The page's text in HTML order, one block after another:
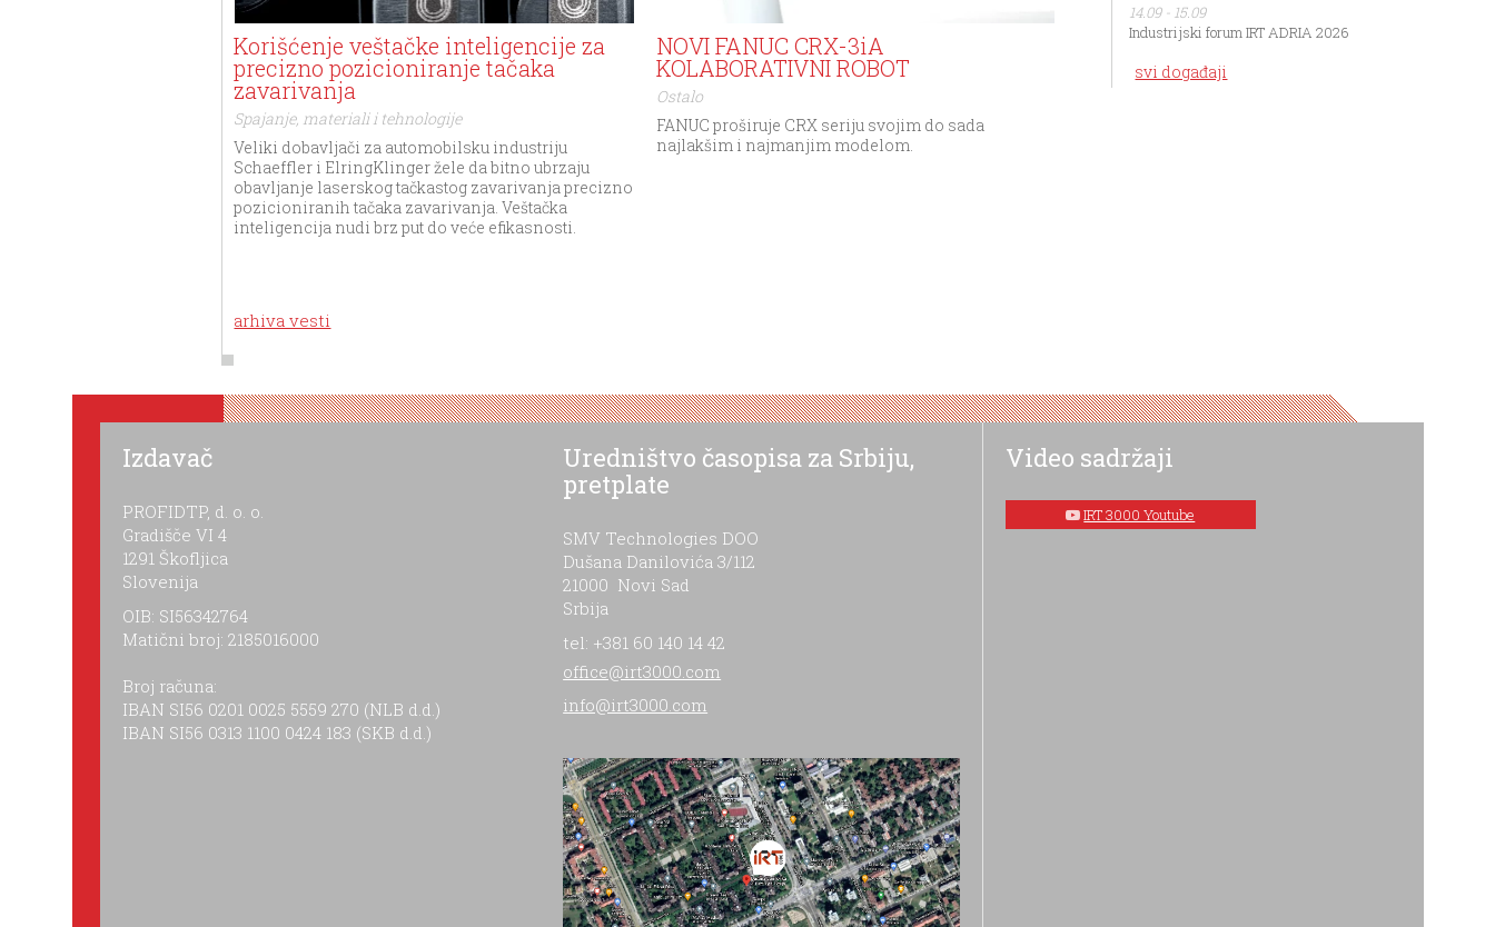
Korišćenje veštačke inteligencije za
precizno pozicioniranje tačaka
zavarivanja
Spajanje, materiali i tehnologije
Veliki dobavljači za automobilsku industriju
Schaeffler i ElringKlinger žele da bitno ubrzaju
obavljanje laserskog tačkastog zavarivanja precizno
pozicioniranih tačaka zavarivanja. Veštačka
inteligencija nudi brz put do veće efikasnosti.
NOVI FANUC CRX-3iA
KOLABORATIVNI ROBOT
Ostalo
FANUC proširuje CRX seriju svojim do sada
najlakšim i najmanjim modelom.
arhiva vesti
14.09 - 15.09
Industrijski forum IRT ADRIA 2026
svi događaji
Izdavač
PROFIDTP, d. o. o.
Gradišče VI 4
1291 Škofljica
Slovenija
OIB: SI56342764
Matični broj: 2185016000
Broj računa:
IBAN SI56 0201 0025 5559 270 (NLB d.d.)
IBAN SI56 0313 1100 0424 183 (SKB d.d.)
Uredništvo časopisa za Srbiju,
pretplate
SMV Technologies DOO
Dušana Danilovića 3/112
21000 Novi Sad
Srbija
tel: +381 60 140 14 42
office@irt3000.com
info@irt3000.com
Video sadržaji
IRT 3000 Youtube